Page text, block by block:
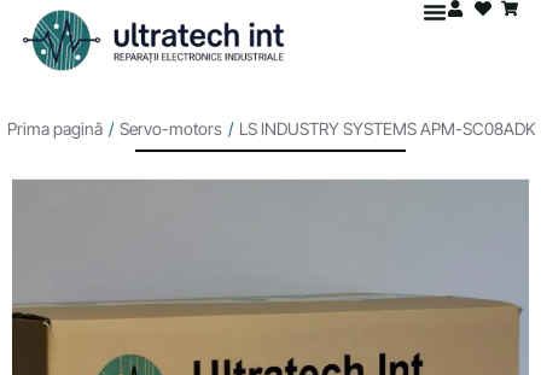
Prima pagină / Servo-motors / LS INDUSTRY SYSTEMS APM-SC08ADK